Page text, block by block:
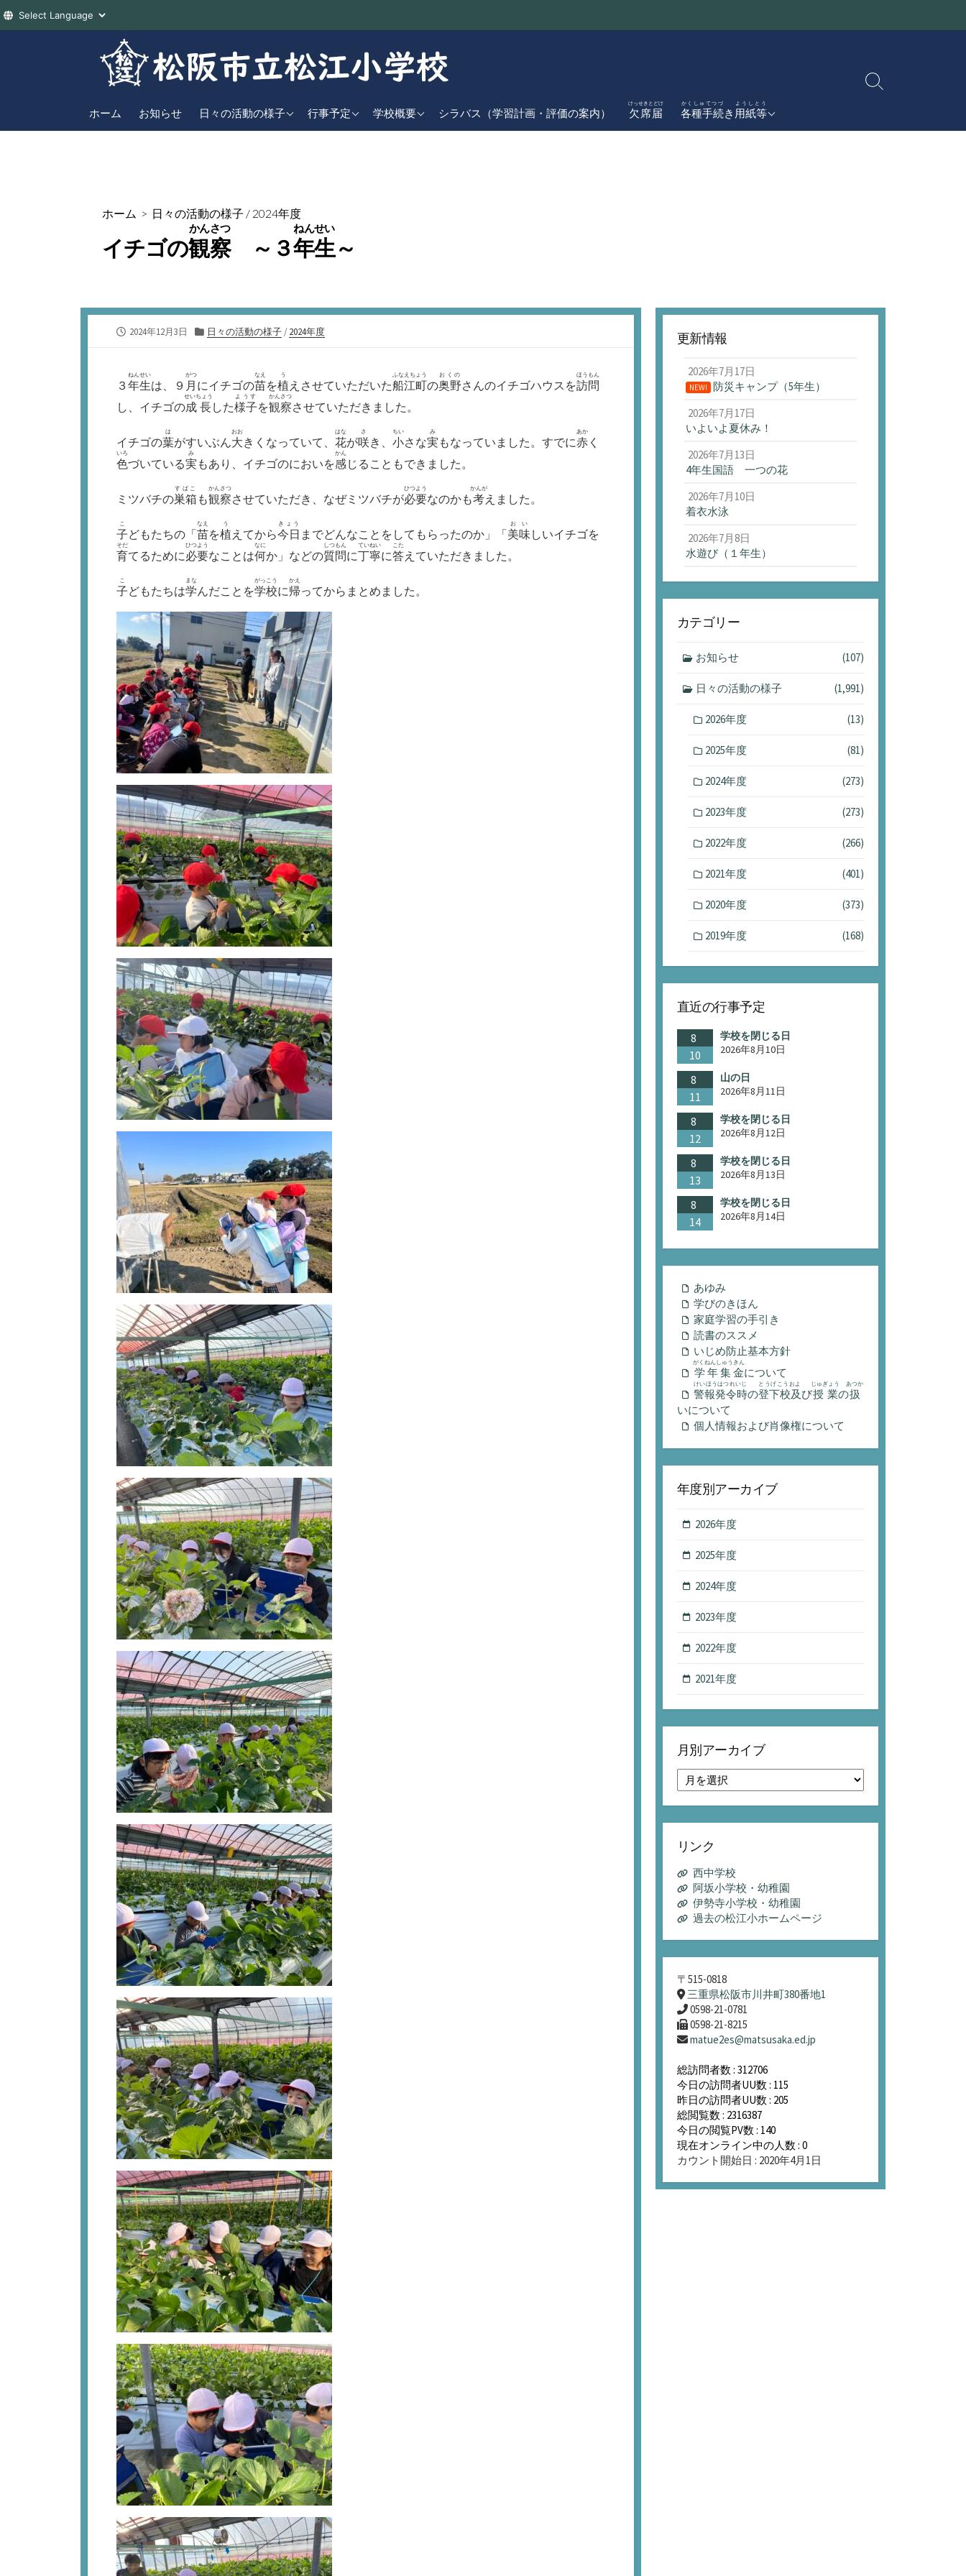
へ
ホーム お知らせ 日々の活動の様子
2026年度
行事予定
直近の行事予定学校概要
学校基本情報
児童数
シラバス（学習計画・評価の案内） 欠席届
けっせきとどけ
各種手続
かくしゅてつづ
き 用紙等
ようしとう
感染症届書
かんせんしょうとどけしょ
検
り
ホーム > 日々の活動の様子 / 2024年度
イチゴの観察
かんさつ
～３年生
ねんせい
～
公
2024年12月3日
カ
ー
日々の活動の様子 /2024年度
３ 年生
ねんせい
は、９ 月
がつ
にイチゴの苗
なえ
を植
う
えさせていただいた船江町
ふなえちょう
の奥野
おくの
さんのイチゴハウスを訪問
ほうもん
し、イチゴの成長
せいちょう
した様子
ようす
を観察
かんさつ
させていただきました。
イチゴの葉
は
がすいぶん大
おお
きくなっていて、 花
はな
が咲
さ
き、 小
ちい
さな実
み
もなっていました。すでに赤
あか
く
色
いろ
づいている実
み
もあり、イチゴのにおいを感
かん
じることもできました。
ミツバチの巣箱
すばこ
も観察
かんさつ
させていただき、なぜミツバチが必要
ひつよう
なのかも考
かんが
えました。
子
こ
どもたちの「苗
なえ
を植
う
えてから今日
きょう
までどんなことをしてもらったのか」「美味
おい
しいイチゴを
育
そだ
てるために必要
ひつよう
なことは何
なに
か」などの質問
しつもん
に丁寧
ていねい
に答
こた
えていただきました。
子
こ
どもたちは学
まな
んだことを学校
がっこう
に帰
かえ
ってからまとめました。
更新情報
2026年7月17日
NEW!
防災キャンプ（5年生）
2026年7月17日
いよいよ夏休み！
2026年7月13日
4年生国語 一つの花
2026年7月10日
着衣水泳
2026年7月8日
水遊び（１年生）
カテゴリー
お知らせ (107)
日々の活動の様子 (1,991)
2026年度 (13)
2025年度 (81)
2024年度 (273)
2023年度 (273)
2022年度 (266)
2021年度 (401)
2020年度 (373)
2019年度 (168)
直近の行事予定
8
10
学校を閉じる日
2026年8月10日
8
11
山の日
2026年8月11日
8
12
学校を閉じる日
2026年8月12日
8
13
学校を閉じる日
2026年8月13日
8
14
学校を閉じる日
2026年8月14日
あゆみ
学びのきほん
家庭学習の手引き
読書のススメ
いじめ防止基本方針
学年集金
がくねんしゅうきん
について
警報発令時
けいほうはつれいじ
の登下校及
とうげこうおよ
び授業
じゅぎょう
の扱
あつか
いについて
個人情報および肖像権について
年度別アーカイブ
2026年度
2025年度
2024年度
2023年度
2022年度
2021年度
月別アーカイブ
別
ア
ー
イ
ブ
リンク
西中学校
阿坂小学校・幼稚園
伊勢寺小学校・幼稚園
過去の松江小ホームページ
〒515-0818
三重県松阪市川井町380番地1
0598-21-0781
0598-21-8215
matue2es@matsusaka.ed.jp
総訪問者数 : 312706
今日の訪問者UU数 : 115
昨日の訪問者UU数 : 205
総閲覧数 : 2316387
今日の閲覧PV数 : 140
現在オンライン中の人数 : 0
カウント開始日 : 2020年4月1日